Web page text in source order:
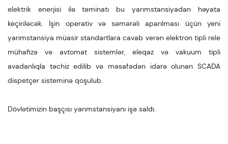
elektrik enerjisi ilə təminatı bu yarımstansiyadan həyata
keçiriləcək. İşin operativ və səmərəli aparılması üçün yeni
yarımstansiya müasir standartlara cavab verən elektron tipli rele
mühafizə və avtomat sistemlər, eleqaz və vakuum tipli
avadanlıqla təchiz edilib və məsafədən idarə olunan SCADA
dispetçer sisteminə qoşulub.
Dövlətimizin başçısı yarımstansiyanı işə saldı.